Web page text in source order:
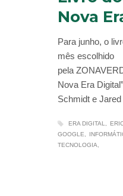
Nova
Para junho, o
mês escolhido
pela
Nova Era
Schmidt e Jared
ERA DIGITAL
GOOGLE
TECNOLOGIA